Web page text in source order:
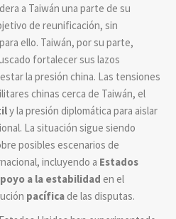
a Taiwán una parte de su
de reunificación, sin
ello. Taiwán, por su parte,
fortalecer sus lazos
la presión china. Las tensiones
chinas cerca de Taiwán, el
y la presión diplomática para aislar
La situación sigue siendo
posibles escenarios de
incluyendo a Estados
a la estabilidad en el
pacíficade las disputas.